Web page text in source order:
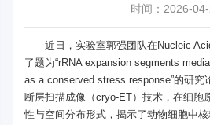
时间：2026-
近日，实验室郭强团队在Nucleic
了题为“rRNA expansion segments
as a conserved stress response”的研究
断层扫描成像（cryo-ET）技术，在细胞
性与空间分布形式，揭示了动物细胞中